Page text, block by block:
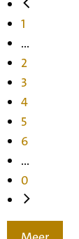
1
...
2
3
4
5
6
...
0